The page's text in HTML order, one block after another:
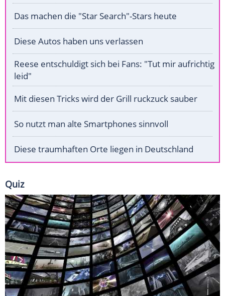
Das machen die "Star Search"-Stars heute
Diese Autos haben uns verlassen
Reese entschuldigt sich bei Fans: "Tut mir aufrichtig
leid"
Mit diesen Tricks wird der Grill ruckzuck sauber
So nutzt man alte Smartphones sinnvoll
Diese traumhaften Orte liegen in Deutschland
Quiz